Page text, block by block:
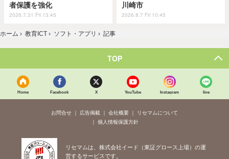
者保護を強化
2026.7.31 Fri 13:45
川崎市
2026.8.7 Fri 10:45
ホーム › 教育ICT › ソフト・アプリ › 記事
TOP
Home Facebook X YouTube Instagram line
お問合せ 広告掲載 会社概要
リセマムについて
個人情報保護方針
リセマムは、株式会社イード（東証グロース上場）の運
営するサービスです。